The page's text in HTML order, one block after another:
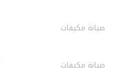
صيانة مكيفات